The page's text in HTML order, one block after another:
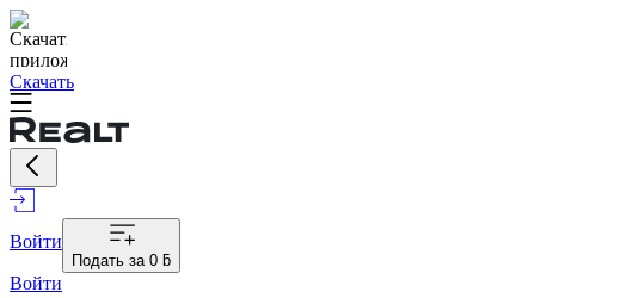
Скачать
Войти
Подать за 0 ƃ
Войти